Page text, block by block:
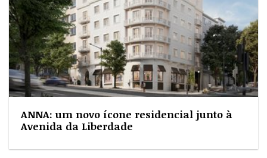
ANNA: um novo ícone residencial junto à
Avenida da Liberdade